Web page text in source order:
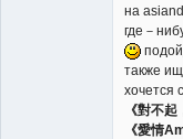
на
где－
также
хочется
《對不
《愛情